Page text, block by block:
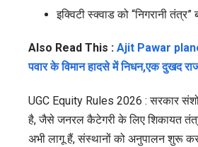
इक्विटी स्क्वाड को “निगरानी
Also Read This : Ajit Pawar
पवार के विमान हादसे में निधन,एक दुखद
UGC Equity Rules 2026 : सरकार
है, जैसे जनरल कैटेगरी के लिए शिकायत
अभी लागू हैं, संस्थानों को अनुपालन शुरू